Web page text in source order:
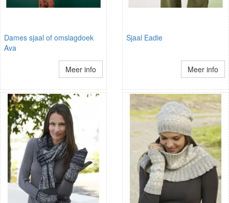
Dames sjaal of omslagdoek
Ava
Meer info
Sjaal Eadie
Meer info